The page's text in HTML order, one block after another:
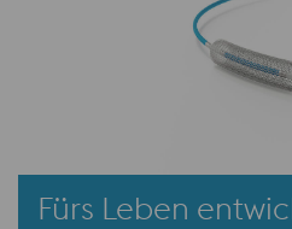
Fürs Leben